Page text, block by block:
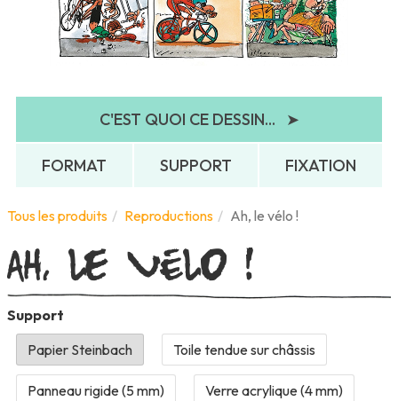
C'EST QUOI CE DESSIN... ➤
FORMAT SUPPORT FIXATION
Tous les produits Reproductions Ah, le vélo !
Ah, le vélo !
Support